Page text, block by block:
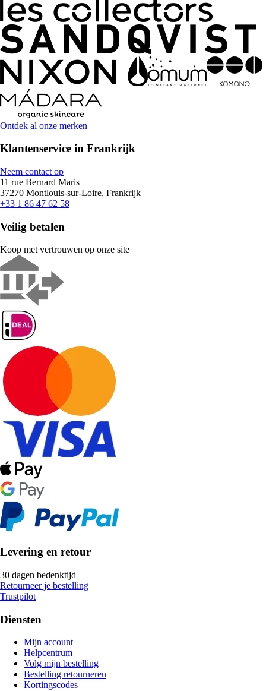
Ontdek al onze merken
Klantenservice in Frankrijk
Neem contact op
11 rue Bernard Maris
37270 Montlouis-sur-Loire, Frankrijk
+33 1 86 47 62 58
Veilig betalen
Koop met vertrouwen op onze site
Levering en retour
30 dagen bedenktijd
Retourneer je bestelling
Trustpilot
Diensten
Mijn account
Helpcentrum
Volg mijn bestelling
Bestelling retourneren
Kortingscodes